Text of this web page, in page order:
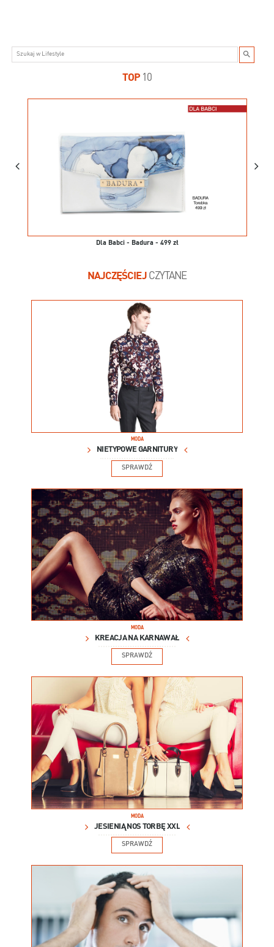
TOP 10
Dla Babci - Badura - 499 zł
NAJCZĘŚCIEJCZYTANE
MODA
NIETYPOWE GARNITURY
SPRAWDŹ
MODA
KREACJA NA KARNAWAŁ
SPRAWDŹ
MODA
JESIENIĄ NOŚ TORBĘ XXL
SPRAWDŹ